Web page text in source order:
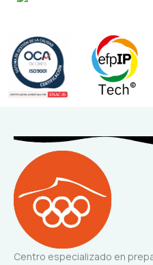
Centro especializado en